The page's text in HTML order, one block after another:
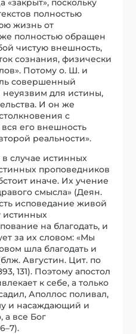
«закрыт», поскольку
полностью
жизнь от
полностью обращен
чистую внешность,
сознания, физически
Потому о. Ш. и
совершенный
неуязвим для истины,
И он же
с
его внешность
реальности».
случае истинных
проповедников
иначе. Их учение
смысла» (Деян.
исповедание живой
истинных
на благодать, и
за их словом: «Мы
шла благодать и
Августин. Цит. по
131). Поэтому апостол
к себе, а только
Аполлос поливал,
и насаждающий и
а все Бог